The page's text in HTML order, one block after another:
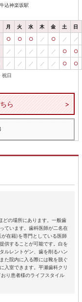
込神楽坂駅
月 火 水 木 金 土 日
○ ○ ○ ／ ○ ／ ／
／ ／ ／ ／ ／ ○ ○
／ ／ ／ ／ ／ ○ ○
祝日
ら
どの場所にあります。一般歯
ています。歯科医師が二名在
在籍)を専門としている医師
供することが可能です。白を
ルレントゲン、歯を削るハン
た院内に入る際には靴を脱ぐ
入室できます。平瀬歯科クリ
り患者様のライフスタイル